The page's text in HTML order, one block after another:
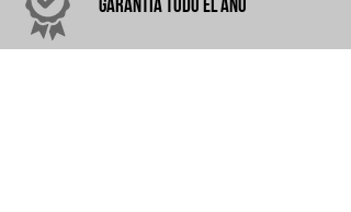
garantÍA TODO EL AÑO